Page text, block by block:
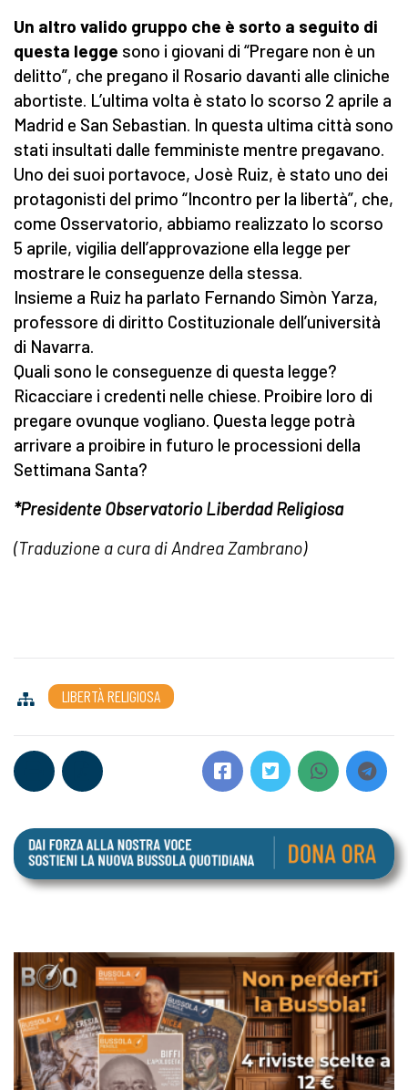
Un altro valido gruppo che è sorto a seguito di
questa legge sono i giovani di “Pregare non è un
delitto”, che pregano il Rosario davanti alle cliniche
abortiste. L’ultima volta è stato lo scorso 2 aprile a
Madrid e San Sebastian. In questa ultima città sono
stati insultati dalle femministe mentre pregavano.
Uno dei suoi portavoce, Josè Ruiz, è stato uno dei
protagonisti del primo “Incontro per la libertà”, che,
come Osservatorio, abbiamo realizzato lo scorso
5 aprile, vigilia dell’approvazione ella legge per
mostrare le conseguenze della stessa.
Insieme a Ruiz ha parlato Fernando Simòn Yarza,
professore di diritto Costituzionale dell’università
di Navarra.
Quali sono le conseguenze di questa legge?
Ricacciare i credenti nelle chiese. Proibire loro di
pregare ovunque vogliano. Questa legge potrà
arrivare a proibire in futuro le processioni della
Settimana Santa?
*Presidente Observatorio Liberdad Religiosa
(Traduzione a cura di Andrea Zambrano)
LIBERTÀ RELIGIOSA